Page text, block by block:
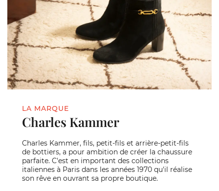
LA MARQUE
Charles Kammer
Charles Kammer, fils, petit-fils et arrière-petit-fils
de bottiers, a pour ambition de créer la chaussure
parfaite. C'est en important des collections
italiennes à Paris dans les années 1970 qu'il réalise
son rêve en ouvrant sa propre boutique.